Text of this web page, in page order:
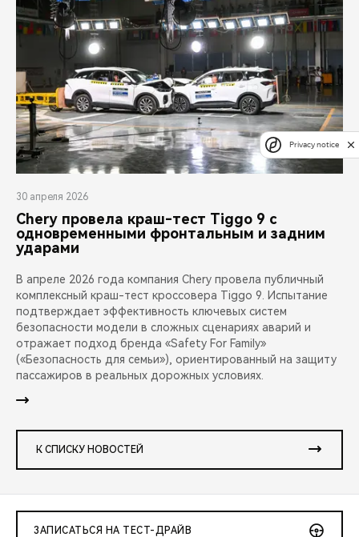
30 апреля 2026
Chery провела краш-тест Tiggo 9 с
одновременными фронтальным и задним
ударами
В апреле 2026 года компания Chery провела публичный
комплексный краш-тест кроссовера Tiggo 9. Испытание
подтверждает эффективность ключевых систем
безопасности модели в сложных сценариях аварий и
отражает подход бренда «Safety For Family»
(«Безопасность для семьи»), ориентированный на защиту
пассажиров в реальных дорожных условиях.
К СПИСКУ НОВОСТЕЙ
ЗАПИСАТЬСЯ НА ТЕСТ-ДРАЙВ
Privacy notice